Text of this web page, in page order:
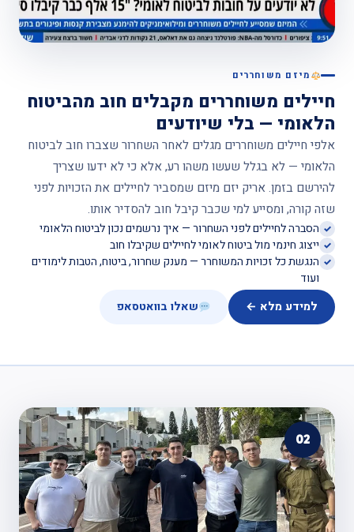
מיזם משוחררים
חיילים משוחררים מקבלים חוב מהביטוח
הלאומי — בלי שיודעים
אלפי חיילים משוחררים מגלים לאחר השחרור שצברו חוב לביטוח
הלאומי — לא בגלל שעשו משהו רע, אלא כי לא ידעו שצריך
להירשם בזמן. אריק יזם מיזם שמסביר לחיילים את הזכויות לפני
שזה קורה, ומסייע למי שכבר קיבל חוב להסדיר אותו.
הסברה לחיילים לפני השחרור — איך נרשמים נכון לביטוח הלאומי
ייצוג חינמי מול ביטוח לאומי לחיילים שקיבלו חוב
הנגשת כל זכויות המשוחרר — מענק שחרור, ביטוח, הטבות לימודים
ועוד
למידע מלא ←
שאלו בוואטסאפ
02